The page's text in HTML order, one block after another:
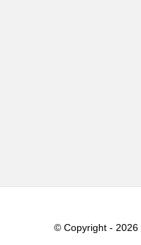
© Copyright - 2026